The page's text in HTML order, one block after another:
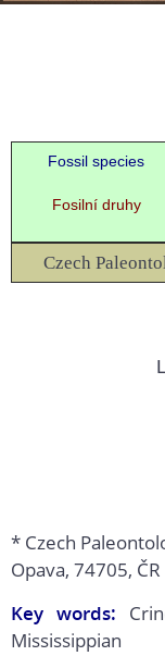
Fossil species
Fosilní druhy
Czech
* Czech
Opava, 74705, ČR
Key words:
Mississippian